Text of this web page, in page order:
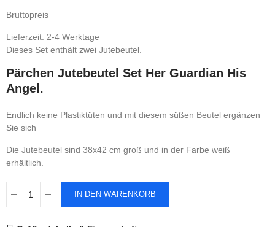
Bruttopreis
Lieferzeit: 2-4 Werktage
Dieses Set enthält zwei Jutebeutel.
Pärchen Jutebeutel Set Her Guardian His
Angel.
Endlich keine Plastiktüten und mit diesem süßen Beutel ergänzen
Sie sich
Die Jutebeutel sind 38x42 cm groß und in der Farbe weiß
erhältlich.
IN DEN WARENKORB